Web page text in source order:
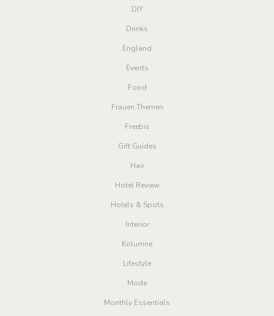
DIY
Drinks
England
Events
Food
Frauen Themen
Freebis
Gift Guides
Hair
Hotel Review
Hotels & Spots
Interior
Kolumne
Lifestyle
Mode
Monthly Essentials